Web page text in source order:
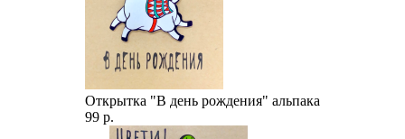
Открытка "В день рождения" альпака
99 р.